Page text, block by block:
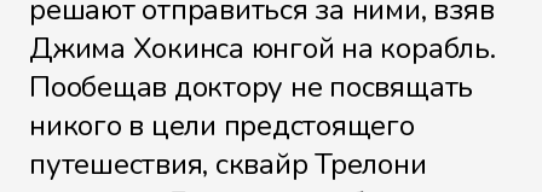
Файл 39
решают отправиться за ними, взяв
Джима Хокинса юнгой на корабль.
Пообещав доктору не посвящать
никого в цели предстоящего
путешествия, сквайр Трелони